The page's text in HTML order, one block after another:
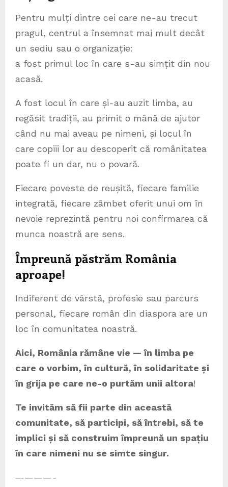
Pentru mulți dintre cei care ne-au trecut
pragul, centrul a însemnat mai mult decât
un sediu sau o organizație:
a fost primul loc în care s-au simțit din nou
acasă.
A fost locul în care și-au auzit limba, au
regăsit tradiții, au primit o mână de ajutor
când nu mai aveau pe nimeni, și locul în
care copiii lor au descoperit că românitatea
poate fi un dar, nu o povară.
Fiecare poveste de reușită, fiecare familie
integrată, fiecare zâmbet oferit unui om în
nevoie reprezintă pentru noi confirmarea că
munca noastră are sens.
Împreună păstrăm România
aproape!
Indiferent de vârstă, profesie sau parcurs
personal, fiecare român din diaspora are un
loc în comunitatea noastră.
Aici, România rămâne vie — în limba pe
care o vorbim, în cultură, în solidaritate și
în grija pe care ne-o purtăm unii altora!
Te invităm să fii parte din această
comunitate, să participi, să întrebi, să te
implici și să construim împreună un spațiu
în care nimeni nu se simte singur.
————-